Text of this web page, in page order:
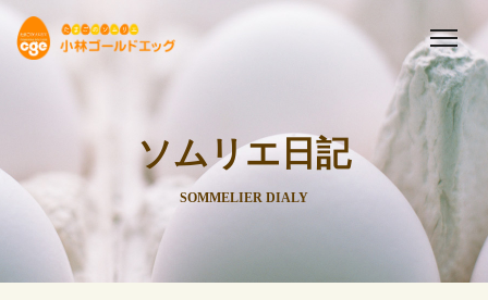
ソムリエ日記
SOMMELIER DIALY